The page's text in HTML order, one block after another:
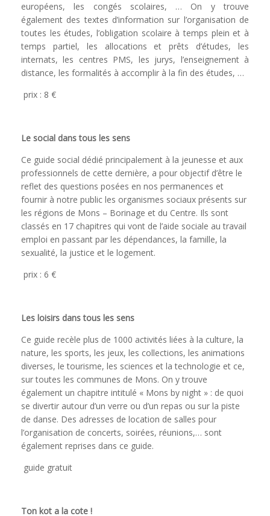
européens, les congés scolaires, … On y trouve
également des textes d’information sur l’organisation de
toutes les études, l’obligation scolaire à temps plein et à
temps partiel, les allocations et prêts d’études, les
internats, les centres PMS, les jurys, l’enseignement à
distance, les formalités à accomplir à la fin des études, …
prix : 8 €
Le social dans tous les sens
Ce guide social dédié principalement à la jeunesse et aux
professionnels de cette dernière, a pour objectif d’être le
reflet des questions posées en nos permanences et
fournir à notre public les organismes sociaux présents sur
les régions de Mons – Borinage et du Centre. Ils sont
classés en 17 chapitres qui vont de l’aide sociale au travail
emploi en passant par les dépendances, la famille, la
sexualité, la justice et le logement.
prix : 6 €
Les loisirs dans tous les sens
Ce guide recèle plus de 1000 activités liées à la culture, la
nature, les sports, les jeux, les collections, les animations
diverses, le tourisme, les sciences et la technologie et ce,
sur toutes les communes de Mons. On y trouve
également un chapitre intitulé « Mons by night » : de quoi
se divertir autour d’un verre ou d’un repas ou sur la piste
de danse. Des adresses de location de salles pour
l’organisation de concerts, soirées, réunions,… sont
également reprises dans ce guide.
guide gratuit
Ton kot a la cote !